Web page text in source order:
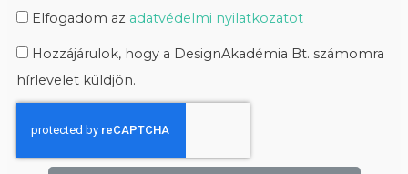
Elfogadom az adatvédelmi nyilatkozatot
Hozzájárulok, hogy a DesignAkadémia Bt. számomra
hírlevelet küldjön.